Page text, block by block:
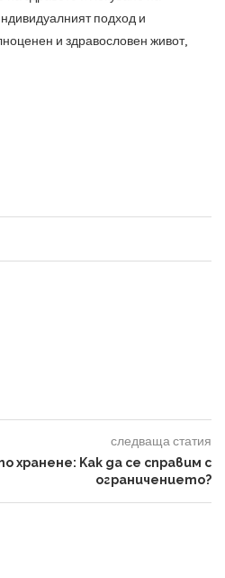
подход и
и здравословен живот,
следваща статия
хранене: Kак да се справим с
ограничението?